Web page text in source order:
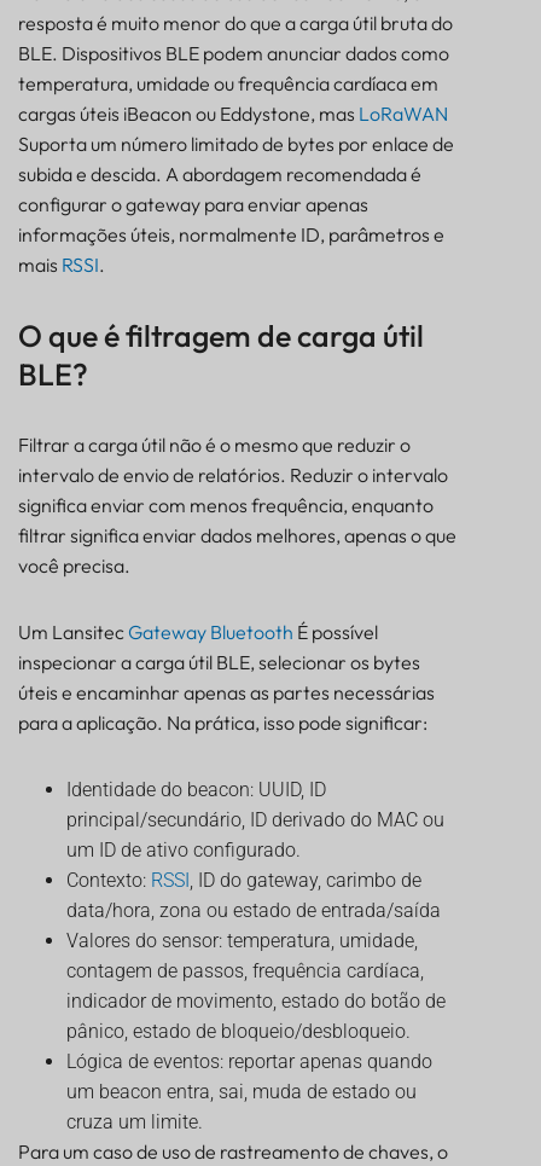
resposta é muito menor do que a carga útil bruta do
BLE. Dispositivos BLE podem anunciar dados como
temperatura, umidade ou frequência cardíaca em
cargas úteis iBeacon ou Eddystone, mas LoRaWAN
Suporta um número limitado de bytes por enlace de
subida e descida. A abordagem recomendada é
configurar o gateway para enviar apenas
informações úteis, normalmente ID, parâmetros e
mais RSSI.
O que é filtragem de carga útil
BLE?
Filtrar a carga útil não é o mesmo que reduzir o
intervalo de envio de relatórios. Reduzir o intervalo
significa enviar com menos frequência, enquanto
filtrar significa enviar dados melhores, apenas o que
você precisa.
Um LansitecGateway Bluetooth É possível
inspecionar a carga útil BLE, selecionar os bytes
úteis e encaminhar apenas as partes necessárias
para a aplicação. Na prática, isso pode significar:
Identidade do beacon: UUID, ID
principal/secundário, ID derivado do MAC ou
um ID de ativo configurado.
Contexto: RSSI, ID do gateway, carimbo de
data/hora, zona ou estado de entrada/saída
Valores do sensor: temperatura, umidade,
contagem de passos, frequência cardíaca,
indicador de movimento, estado do botão de
pânico, estado de bloqueio/desbloqueio.
Lógica de eventos: reportar apenas quando
um beacon entra, sai, muda de estado ou
cruza um limite.
Para um caso de uso de rastreamento de chaves, o